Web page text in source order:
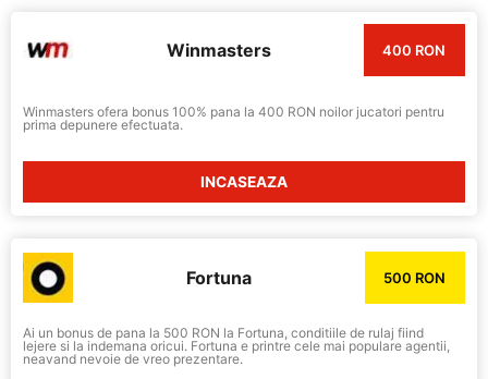
Winmasters 400 RON
Winmasters ofera bonus 100% pana la 400 RON noilor jucatori pentru
prima depunere efectuata.
INCASEAZA
Fortuna 500 RON
Ai un bonus de pana la 500 RON la Fortuna, conditiile de rulaj fiind
lejere si la indemana oricui. Fortuna e printre cele mai populare agentii,
neavand nevoie de vreo prezentare.